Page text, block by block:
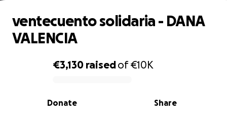
0% complete
€3,130 raisedof€10K
Share
Donate
ventecuento solidaria - DANA
VALENCIA